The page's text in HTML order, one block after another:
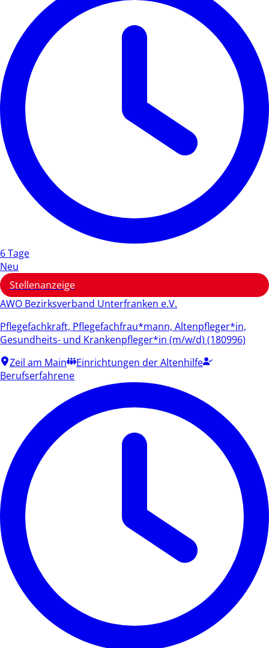
6 Tage
Neu
Stellenanzeige
AWO Bezirksverband Unterfranken e.V.
Pflegefachkraft, Pflegefachfrau*mann, Altenpfleger*in,
Gesundheits- und Krankenpfleger*in (m/w/d) (180996)
Zeil am Main
Einrichtungen der Altenhilfe
Berufserfahrene